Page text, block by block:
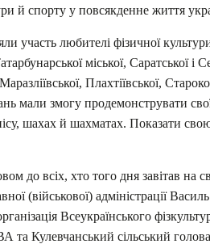
й спорту у повсякденне життя
участь любителі фізичної
міської, Саратської
Плахтіївської,
мали змогу продемонструвати
шахах й шахматах. Показати
до всіх, хто того дня завітав на
(військової) адміністрації
Всеукраїнського
Кулевчанський сільський